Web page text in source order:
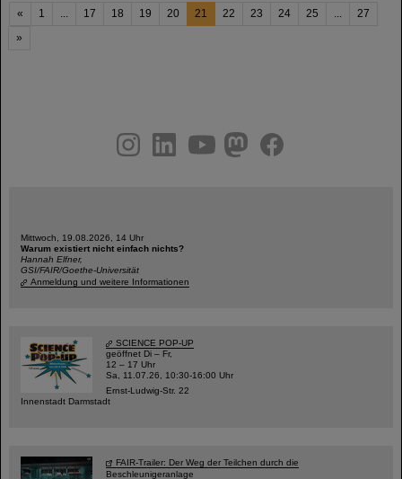
« 1 ... 17 18 19 20 21 22 23 24 25 ...
27
»
youtubehelmholtz.socialfacebook
Mittwoch, 19.08.2026, 14 Uhr
Warum existiert nicht einfach nichts?
Hannah Elfner,
GSI/FAIR/Goethe-Universität
Anmeldung und weitere Informationen
SCIENCE POP-UP
geöffnet Di – Fr,
12 – 17 Uhr
Sa, 11.07.26, 10:30-16:00 Uhr
Ernst-Ludwig-Str. 22
Innenstadt Darmstadt
FAIR-Trailer: Der Weg der Teilchen durch die
Beschleunigeranlage